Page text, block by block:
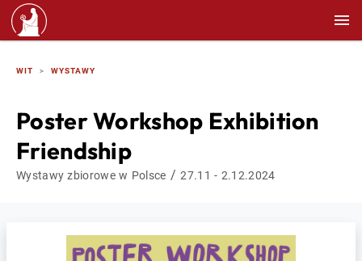
WIT WYSTAWY
Poster Workshop Exhibition
Friendship
Wystawy zbiorowe w Polsce /27.11 - 2.12.2024